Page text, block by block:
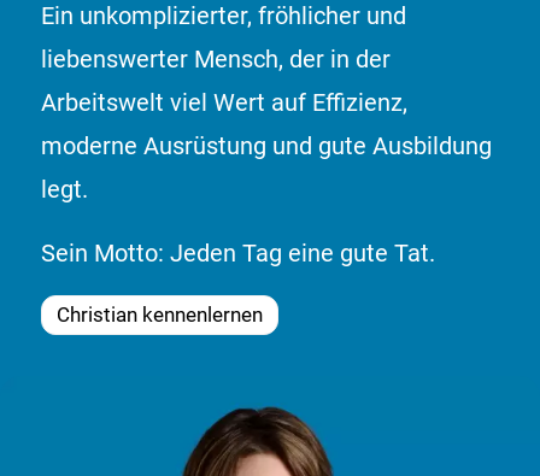
Ein unkomplizierter, fröhlicher und
liebenswerter Mensch, der in der
Arbeitswelt viel Wert auf Effizienz,
moderne Ausrüstung und gute Ausbildung
legt.
Sein Motto: Jeden Tag eine gute Tat.
Christian kennenlernen